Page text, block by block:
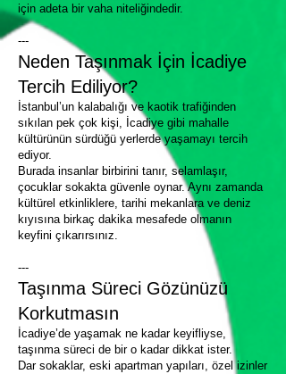
için adeta bir vaha niteliğindedir.
---
Neden Taşınmak İçin İcadiye
Tercih Ediliyor?
İstanbul’un kalabalığı ve kaotik trafiğinden
sıkılan pek çok kişi, İcadiye gibi mahalle
kültürünün sürdüğü yerlerde yaşamayı tercih
ediyor.
Burada insanlar birbirini tanır, selamlaşır,
çocuklar sokakta güvenle oynar. Aynı zamanda
kültürel etkinliklere, tarihi mekanlara ve deniz
kıyısına birkaç dakika mesafede olmanın
keyfini çıkarırsınız.
---
Taşınma Süreci Gözünüzü
Korkutmasın
İcadiye’de yaşamak ne kadar keyifliyse,
taşınma süreci de bir o kadar dikkat ister.
Dar sokaklar, eski apartman yapıları, özel izinler